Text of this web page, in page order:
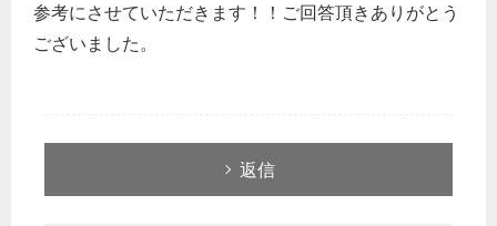
参考にさせていただきます！！ご回答頂きありがとう
ございました。
返信